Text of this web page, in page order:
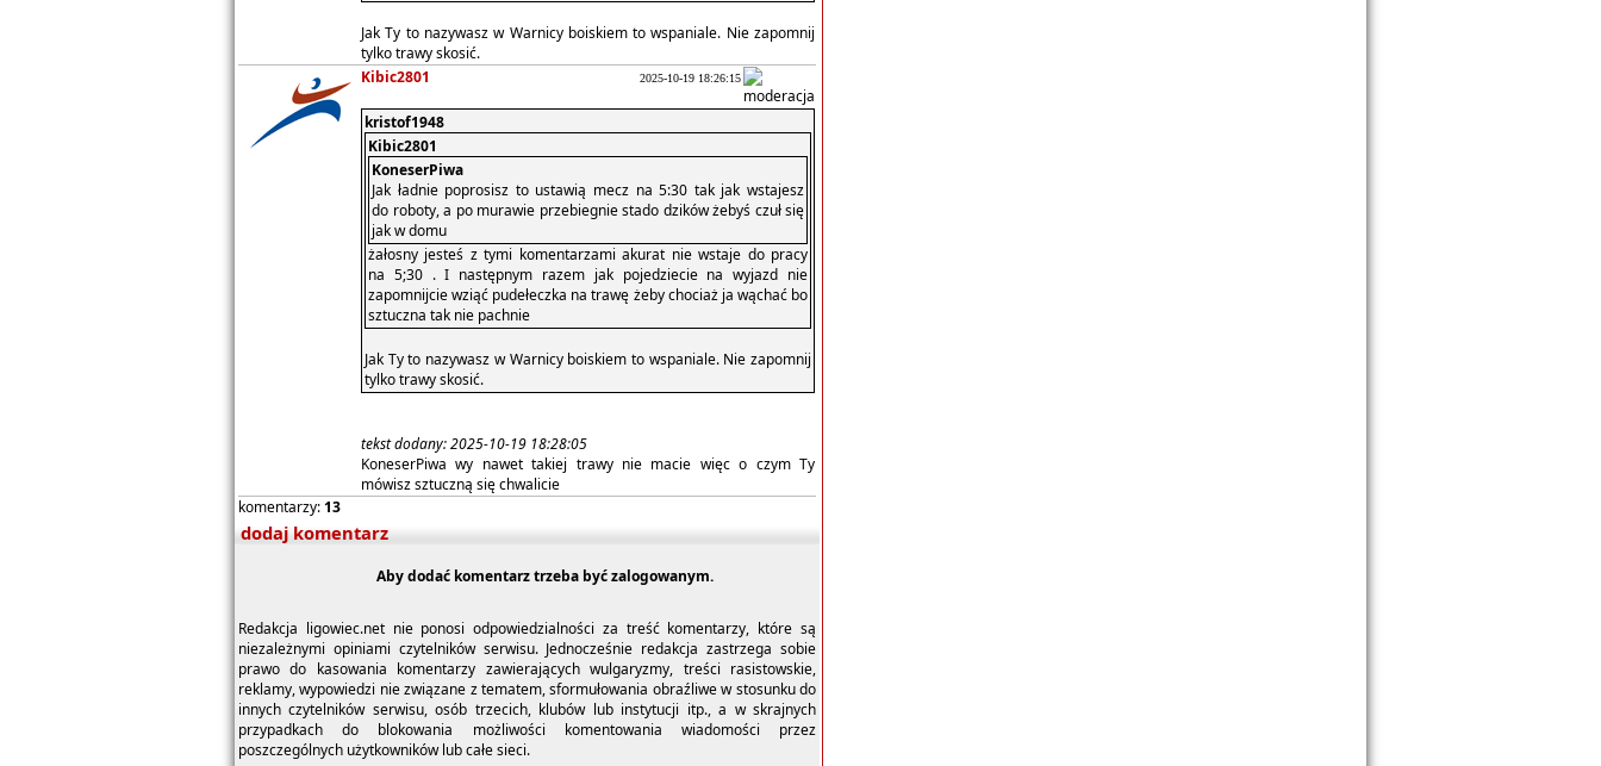
Jak Ty to nazywasz w Warnicy boiskiem to wspaniale. Nie zapomnij
tylko trawy skosić.
Kibic2801
2025-10-19 18:26:15
kristof1948
Kibic2801
KoneserPiwa
Jak ładnie poprosisz to ustawią mecz na 5:30 tak jak wstajesz
do roboty, a po murawie przebiegnie stado dzików żebyś czuł się
jak w domu
żałosny jesteś z tymi komentarzami akurat nie wstaje do pracy
na 5;30 . I następnym razem jak pojedziecie na wyjazd nie
zapomnijcie wziąć pudełeczka na trawę żeby chociaż ja wąchać bo
sztuczna tak nie pachnie
Jak Ty to nazywasz w Warnicy boiskiem to wspaniale. Nie zapomnij
tylko trawy skosić.
tekst dodany: 2025-10-19 18:28:05
KoneserPiwa wy nawet takiej trawy nie macie więc o czym Ty
mówisz sztuczną się chwalicie
komentarzy:13
dodaj komentarz
Aby dodać komentarz trzeba być zalogowanym.
Redakcja ligowiec.net nie ponosi odpowiedzialności za treść komentarzy, które są
niezależnymi opiniami czytelników serwisu. Jednocześnie redakcja zastrzega sobie
prawo do kasowania komentarzy zawierających wulgaryzmy, treści rasistowskie,
reklamy, wypowiedzi nie związane z tematem, sformułowania obraźliwe w stosunku do
innych czytelników serwisu, osób trzecich, klubów lub instytucji itp., a w skrajnych
przypadkach do blokowania możliwości komentowania wiadomości przez
poszczególnych użytkowników lub całe sieci.